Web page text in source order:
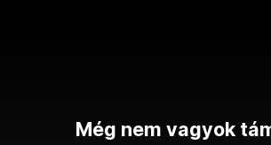
Még nem vagyok